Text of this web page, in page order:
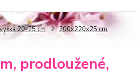
20-25 cm
200x220x25 cm,
prodloužené,